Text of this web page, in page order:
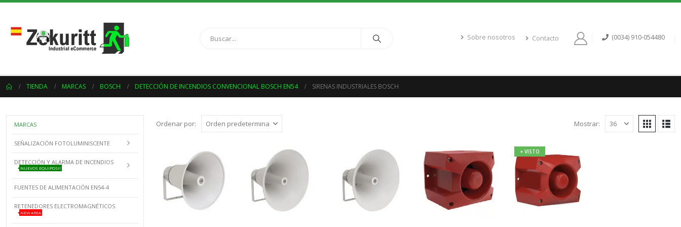
Sobre nosotros Contacto (0034) 910-054480
TIENDA MARCAS BOSCH DETECCIÓN DE INCENDIOS CONVENCIONAL BOSCH EN54 SIRENAS INDUSTRIALES BOSCH
Ordenar por: Mostrar:
+ VISTO
MARCAS
SEÑALIZACIÓN FOTOLUMINISCENTE
DETECCIÓN Y ALARMA DE INCENDIOS
NUEVOS EQUIPOS!!
FUENTES DE ALIMENTACIÓN EN54-4
RETENEDORES ELECTROMAGNÉTICOS
NEW AREA